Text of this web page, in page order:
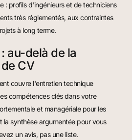
: profils d'ingénieurs et de techniciens
très réglementés, aux contraintes
à long terme.
au-delà de la
CV
couvre l'entretien technique
compétences clés dans votre
et managériale pour les
synthèse argumentée pour vous
un avis, pas une liste.